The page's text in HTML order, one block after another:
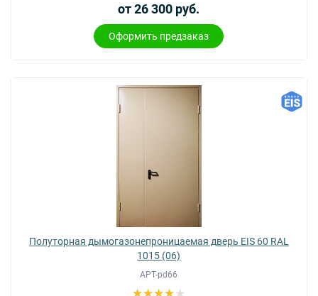
от 26 300 руб.
Оформить предзаказ
Полуторная дымогазонепроницаемая дверь EIS 60 RAL
1015 (06)
АРТ-pd66